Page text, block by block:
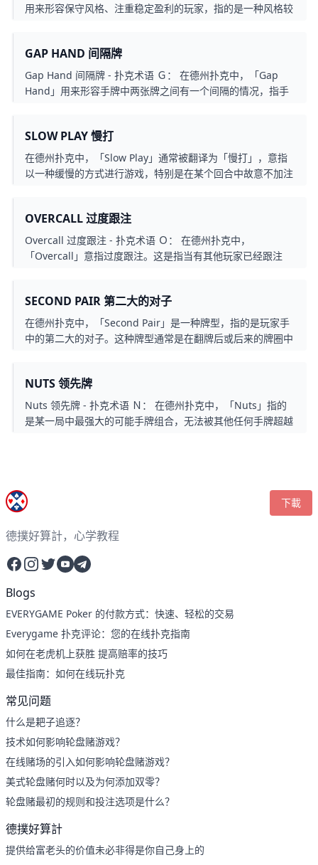
用来形容保守风格、注重稳定盈利的玩家，指的是一种风格较
润。这种风格的玩家通常更加谨慎，选择合适的时机参与游
戏，以确保他们能够在长期内保持盈利。
GAP HAND 间隔牌
Gap Hand 间隔牌 - 扑克术语 Ｇ： 在德州扑克中，「Gap
Hand」用来形容手牌中两张牌之间有一个间隔的情况，指手
太适合进行大幅度下注或投入大量筹码的开局手牌。
SLOW PLAY 慢打
在德州扑克中，「Slow Play」通常被翻译为「慢打」，意指
以一种缓慢的方式进行游戏，特别是在某个回合中故意不加注
码，因为对手可能会低估你的牌力。
OVERCALL 过度跟注
Overcall 过度跟注 - 扑克术语 Ｏ： 在德州扑克中，
「Overcall」意指过度跟注。这是指当有其他玩家已经跟注
SECOND PAIR 第二大的对子
在德州扑克中，「Second Pair」是一种牌型，指的是玩家手
中的第二大的对子。这种牌型通常是在翻牌后或后来的牌圈中
「Second Pair」通常不如「Top Pair」那么强大，但在某些
情况下仍然可以赢得一手牌局。
NUTS 领先牌
Nuts 领先牌 - 扑克术语 Ｎ： 在德州扑克中，「Nuts」指的
是某一局中最强大的可能手牌组合，无法被其他任何手牌超越
下載
德撲好算計，心学教程
Facebook
Instagram
Twitter
YouTube
Telegram
Blogs
EVERYGAME Poker 的付款方式：快速、轻松的交易
Everygame 扑克评论：您的在线扑克指南
如何在老虎机上获胜 提高赔率的技巧
最佳指南：如何在线玩扑克
常见问题
什么是耙子追逐？
技术如何影响轮盘赌游戏？
在线赌场的引入如何影响轮盘赌游戏？
美式轮盘赌何时以及为何添加双零？
轮盘赌最初的规则和投注选项是什么？
德撲好算計
提供给富老头的价值未必非得是你自己身上的